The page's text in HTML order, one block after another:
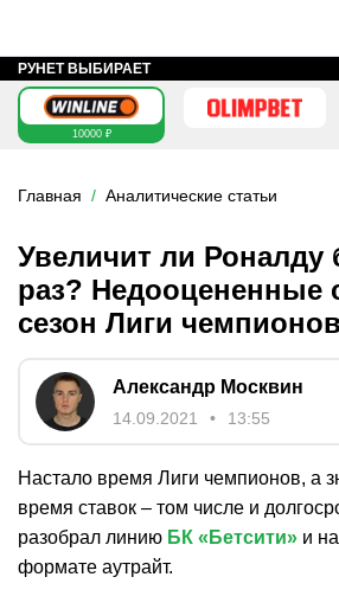
РУНЕТ ВЫБИРАЕТ
10000 ₽
Главная Аналитические статьи
Увеличит ли Роналду
раз? Недооцененные
сезон Лиги чемпионов
Александр Москвин
14.09.2021 13:55
Настало время Лиги чемпионов, а
время ставок – том числе и
разобрал линию БК «Бетсити» и
формате аутрайт.